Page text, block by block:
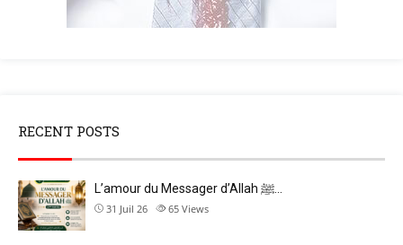
RECENT POSTS
31 Juil 26 65 Views